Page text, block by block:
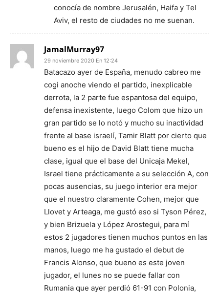
conocía de nombre Jerusalén, Haifa y Tel
Aviv, el resto de ciudades no me suenan.
JamalMurray97
29 noviembre 2020 En 12:24
Batacazo ayer de España, menudo cabreo me
cogi anoche viendo el partido, inexplicable
derrota, la 2 parte fue espantosa del equipo,
defensa inexistente, luego Colom que hizo un
gran partido se lo notó y mucho su inactividad
frente al base israelí, Tamir Blatt por cierto que
bueno es el hijo de David Blatt tiene mucha
clase, igual que el base del Unicaja Mekel,
Israel tiene prácticamente a su selección A, con
pocas ausencias, su juego interior era mejor
que el nuestro claramente Cohen, mejor que
Llovet y Arteaga, me gustó eso si Tyson Pérez,
y bien Brizuela y López Arostegui, para mí
estos 2 jugadores tienen muchos puntos en las
manos, luego me ha gustado el debut de
Francis Alonso, que bueno es este joven
jugador, el lunes no se puede fallar con
Rumania que ayer perdió 61-91 con Polonia,